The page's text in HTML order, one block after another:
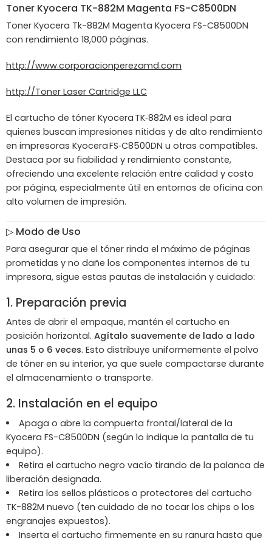
Toner Kyocera TK-882M Magenta FS-C8500DN
Toner Kyocera Tk-882M Magenta Kyocera FS-C8500DN
con rendimiento 18,000 páginas.
http://www.corporacionperezamd.com
http://Toner Laser Cartridge LLC
El cartucho de tóner Kyocera TK‑882M es ideal para
quienes buscan impresiones nítidas y de alto rendimiento
en impresoras Kyocera FS‑C8500DN u otras compatibles.
Destaca por su fiabilidad y rendimiento constante,
ofreciendo una excelente relación entre calidad y costo
por página, especialmente útil en entornos de oficina con
alto volumen de impresión.
▷ Modo de Uso
Para asegurar que el tóner rinda el máximo de páginas
prometidas y no dañe los componentes internos de tu
impresora, sigue estas pautas de instalación y cuidado:
1. Preparación previa
Antes de abrir el empaque, mantén el cartucho en
posición horizontal. Agítalo suavemente de lado a lado
unas 5 o 6 veces. Esto distribuye uniformemente el polvo
de tóner en su interior, ya que suele compactarse durante
el almacenamiento o transporte.
2. Instalación en el equipo
Apaga o abre la compuerta frontal/lateral de la
Kyocera FS-C8500DN (según lo indique la pantalla de tu
equipo).
Retira el cartucho negro vacío tirando de la palanca de
liberación designada.
Retira los sellos plásticos o protectores del cartucho
TK-882M nuevo (ten cuidado de no tocar los chips o los
engranajes expuestos).
Inserta el cartucho firmemente en su ranura hasta que